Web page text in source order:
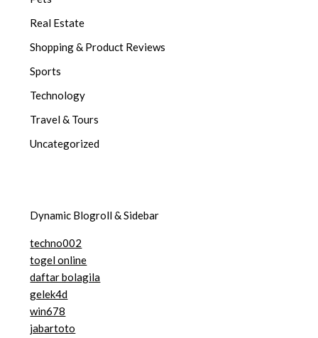
Real Estate
Shopping & Product Reviews
Sports
Technology
Travel & Tours
Uncategorized
Dynamic Blogroll & Sidebar
techno002
togel online
daftar bolagila
gelek4d
win678
jabartoto